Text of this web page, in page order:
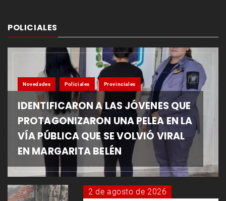
POLICIALES
Novedades Policiales Provinciales
IDENTIFICARON A LAS JÓVENES QUE
PROTAGONIZARON UNA PELEA EN LA
VÍA PÚBLICA QUE SE VOLVIÓ VIRAL
EN MARGARITA BELÉN
2 de agosto de 2026